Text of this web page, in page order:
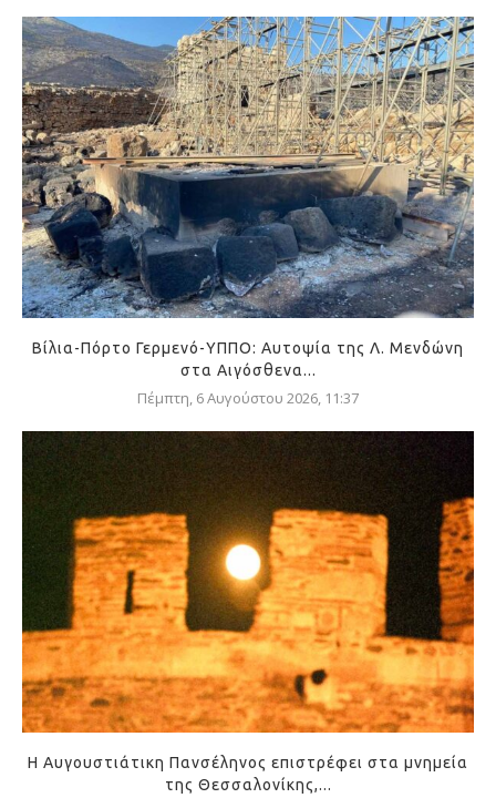
Βίλια-Πόρτο Γερμενό-ΥΠΠΟ: Αυτοψία της Λ. Μενδώνη
στα Αιγόσθενα...
Πέμπτη, 6 Αυγούστου 2026, 11:37
Η Αυγουστιάτικη Πανσέληνος επιστρέφει στα μνημεία
της Θεσσαλονίκης,...